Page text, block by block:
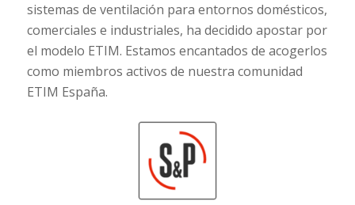
sistemas de ventilación para entornos domésticos,
comerciales e industriales, ha decidido apostar por
el modelo ETIM. Estamos encantados de acogerlos
como miembros activos de nuestra comunidad
ETIM España.